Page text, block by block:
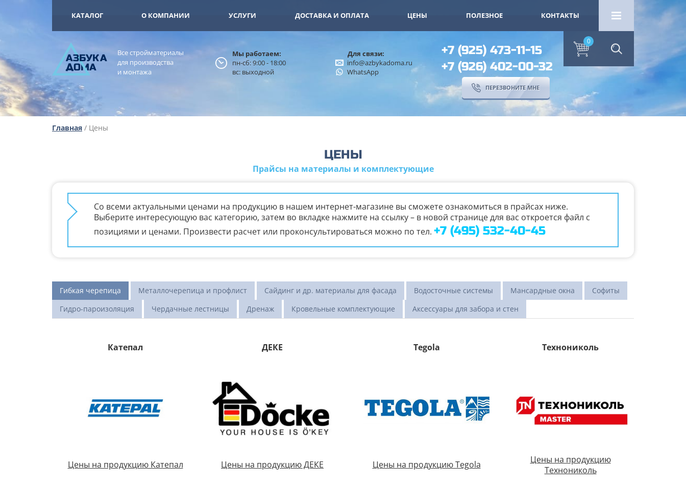
КАТАЛОГ О КОМПАНИИ УСЛУГИ ДОСТАВКА И ОПЛАТА ЦЕНЫ ПОЛЕЗНОЕ КОНТАКТЫ
0
ОМА
АЗБУКА
Все стройматериалы
для производства
и монтажа
Мы работаем:
пн-сб: 9:00 - 18:00
вс: выходной
Для связи:
info@azbykadoma.ru
WhatsApp
+7 (925) 473-11-15
+7 (926) 402-00-32
ПЕРЕЗВОНИТЕ МНЕ
Главная / Цены
ЦЕНЫ
Прайсы на материалы и комплектующие
Со всеми актуальными ценами на продукцию в нашем интернет-магазине вы сможете ознакомиться в прайсах ниже.
Выберите интересующую вас категорию, затем во вкладке нажмите на ссылку – в новой странице для вас откроется файл с
позициями и ценами. Произвести расчет или проконсультироваться можно по тел. +7 (495) 532-40-45
Гибкая черепица Металлочерепица и профлист Сайдинг и др. материалы для фасада Водосточные системы Мансардные окна
Софиты
Гидро-пароизоляция
Чердачные лестницы Дренаж Кровельные комплектующие Аксессуары для забора и стен
Катепал ДЕКЕ Tegola Технониколь
Цены на продукцию Катепал Цены на продукцию ДЕКЕ Цены на продукцию Tegola
Цены на продукцию
Технониколь